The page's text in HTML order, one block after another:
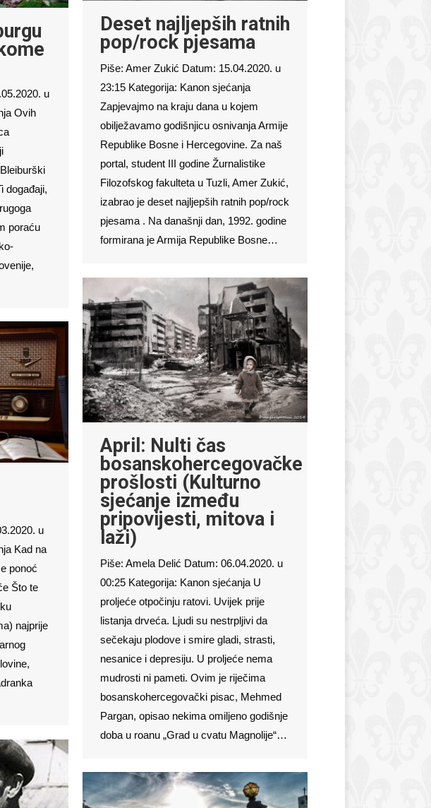
u
Ovih
događaji,
poraću
Deset najljepših ratnih
pop/rock pjesama
Piše: Amer Zukić Datum: 15.04.2020. u
23:15 Kategorija: Kanon sjećanja
Zapjevajmo na kraju dana u kojem
obilježavamo godišnjicu osnivanja Armije
Republike Bosne i Hercegovine. Za naš
portal, student III godine Žurnalistike
Filozofskog fakulteta u Tuzli, Amer Zukić,
izabrao je deset najljepših ratnih pop/rock
pjesama . Na današnji dan, 1992. godine
formirana je Armija Republike Bosne…
April: Nulti čas
bosanskohercegovačke
prošlosti (Kulturno
sjećanje između
pripovijesti, mitova i
laži)
Piše: Amela Delić Datum: 06.04.2020. u
00:25 Kategorija: Kanon sjećanja U
proljeće otpočinju ratovi. Uvijek prije
listanja drveća. Ljudi su nestrpljivi da
sečekaju plodove i smire gladi, strasti,
nesanice i depresiju. U proljeće nema
mudrosti ni pameti. Ovim je riječima
bosanskohercegovački pisac, Mehmed
Pargan, opisao nekima omiljeno godišnje
doba u roanu „Grad u cvatu Magnolije“…
u
Kad na
ponoć
Što te
najprije